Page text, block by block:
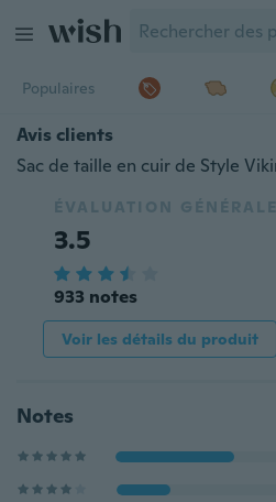
Populaires
Avis clients
ÉVALUATION GÉNÉRALE
3.5
933 notes
Voir les détails du produit
Notes